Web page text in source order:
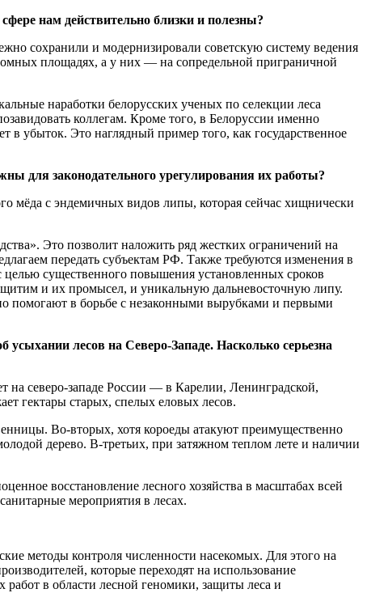
нам действительно близки и полезны?
сохранили и модернизировали советскую систему ведения
площадях, а у них — на сопредельной приграничной
наработки белорусских ученых по селекции леса
коллегам. Кроме того, в Белоруссии именно
в убыток. Это наглядный пример того, как государственное
для законодательного урегулирования их работы?
с эндемичных видов липы, которая сейчас хищнически
Это позволит наложить ряд жестких ограничений на
передать субъектам РФ. Также требуются изменения в
существенного повышения установленных сроков
и их промысел, и уникальную дальневосточную липу.
помогают в борьбе с незаконными вырубками и первыми
лесов на Северо-Западе. Насколько серьезна
на северо-западе России — в Карелии, Ленинградской,
гектары старых, спелых еловых лесов.
Во-вторых, хотя короеды атакуют преимущественно
дерево. В-третьих, при затяжном теплом лете и наличии
восстановление лесного хозяйства в масштабах всей
мероприятия в лесах.
методы контроля численности насекомых. Для этого на
которые переходят на использование
в области лесной геномики, защиты леса и